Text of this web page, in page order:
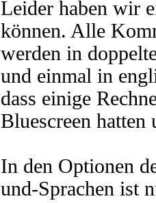
Leider haben wir
können. Alle
werden in
und einmal in
dass einige
Bluescreen hatten
In den Optionen
und-Sprachen ist